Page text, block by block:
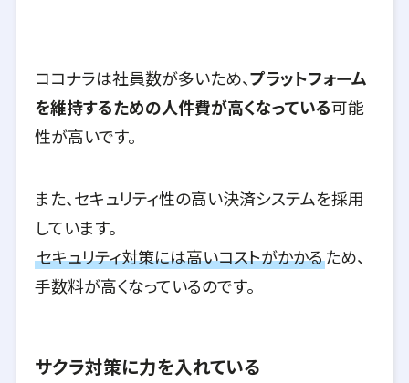
ココナラは社員数が多いため、プラットフォーム
を維持するための人件費が高くなっている可能
性が高いです。
また、セキュリティ性の高い決済システムを採用
しています。
セキュリティ対策には高いコストがかかるため、
手数料が高くなっているのです。
サクラ対策に力を入れている